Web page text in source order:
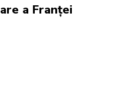
a Franței